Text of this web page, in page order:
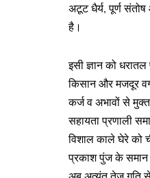
अटूट धैर्य, पूर्ण
है।
इसी ज्ञान को
किसान और मजदूर
कर्ज व अभावों से
सहायता प्रणाली
विशाल काले घेरे को
प्रकाश पुंज के